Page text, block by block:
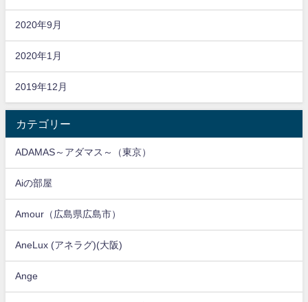
2020年9月
2020年1月
2019年12月
カテゴリー
ADAMAS～アダマス～（東京）
Aiの部屋
Amour（広島県広島市）
AneLux (アネラグ)(大阪)
Ange